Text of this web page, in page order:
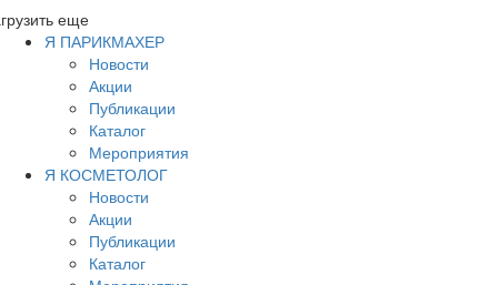
еще
Я ПАРИКМАХЕР
Новости
Акции
Публикации
Каталог
Мероприятия
Я КОСМЕТОЛОГ
Новости
Акции
Публикации
Каталог